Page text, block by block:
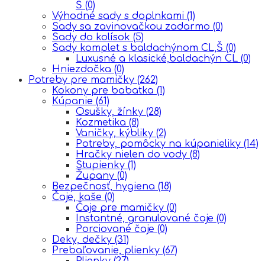
Š (0)
Výhodné sady s doplnkami (1)
Sady sa zavinovačkou zadarmo (0)
Sady do kolísok (5)
Sady komplet s baldachýnom CL,Š (0)
Luxusné a klasické,baldachýn CL (0)
Hniezdočka (0)
Potreby pre mamičky (262)
Kokony pre babatka (1)
Kúpanie (61)
Osušky, žínky (28)
Kozmetika (8)
Vaničky, kýbliky (2)
Potreby, pomôcky na kúpanieliky (14)
Hračky nielen do vody (8)
Stupienky (1)
Župany (0)
Bezpečnosť, hygiena (18)
Čaje, kaše (0)
Čaje pre mamičky (0)
Instantné, granulované čaje (0)
Porciované čaje (0)
Deky, dečky (31)
Prebaľovanie, plienky (67)